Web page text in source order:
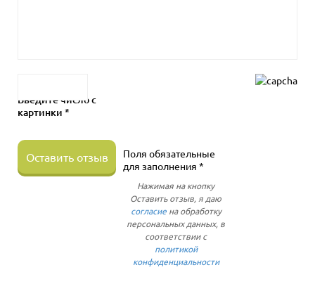
Введите число с
картинки *
Оставить отзыв
Поля обязательные
для заполнения *
Нажимая на кнопку
Оставить отзыв, я даю
согласиена обработку
персональных данных, в
соответствии с
политикой
конфиденциальности